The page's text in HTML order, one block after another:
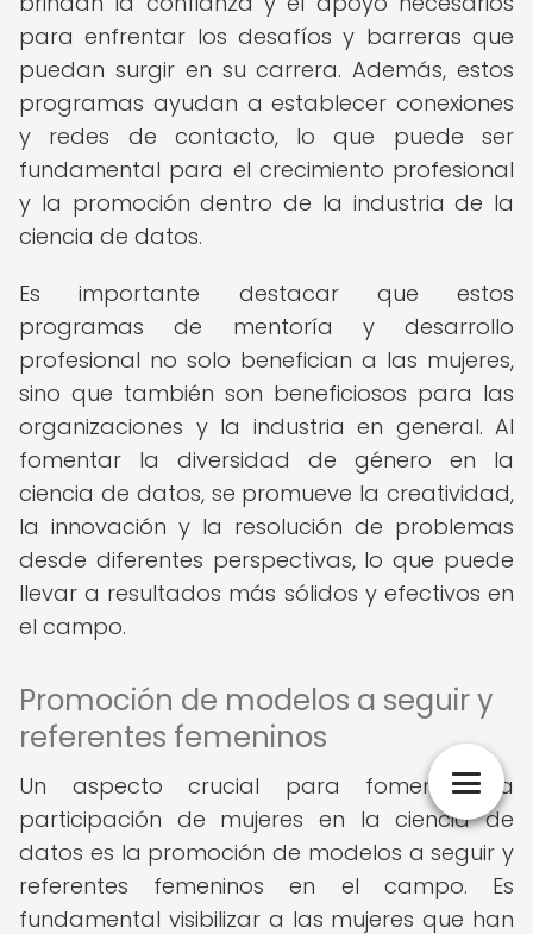
para enfrentar los desafíos y barreras que
puedan surgir en su carrera. Además, estos
programas ayudan a establecer conexiones
y redes de contacto, lo que puede ser
fundamental para el crecimiento profesional
y la promoción dentro de la industria de la
ciencia de datos.
Es importante destacar que estos
programas de mentoría y desarrollo
profesional no solo benefician a las mujeres,
sino que también son beneficiosos para las
organizaciones y la industria en general. Al
fomentar la diversidad de género en la
ciencia de datos, se promueve la creatividad,
la innovación y la resolución de problemas
desde diferentes perspectivas, lo que puede
llevar a resultados más sólidos y efectivos en
el campo.
Promoción de modelos a seguir y
referentes femeninos
Un aspecto crucial para fomentar la
participación de mujeres en la ciencia de
datos es la promoción de modelos a seguir y
referentes femeninos en el campo. Es
fundamental visibilizar a las mujeres que han